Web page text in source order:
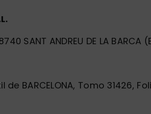
SANT ANDREU DE LA BARCA
BARCELONA, Tomo 31426,